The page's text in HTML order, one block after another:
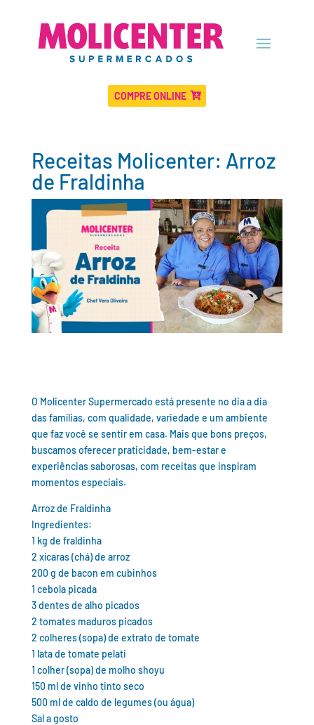
COMPRE ONLINE
Receitas Molicenter: Arroz
de Fraldinha
O Molicenter Supermercado está presente no dia a dia
das famílias, com qualidade, variedade e um ambiente
que faz você se sentir em casa. Mais que bons preços,
buscamos oferecer praticidade, bem-estar e
experiências saborosas, com receitas que inspiram
momentos especiais.
Arroz de Fraldinha
Ingredientes:
1 kg de fraldinha
2 xícaras (chá) de arroz
200 g de bacon em cubinhos
1 cebola picada
3 dentes de alho picados
2 tomates maduros picados
2 colheres (sopa) de extrato de tomate
1 lata de tomate pelati
1 colher (sopa) de molho shoyu
150 ml de vinho tinto seco
500 ml de caldo de legumes (ou água)
Sal a gosto